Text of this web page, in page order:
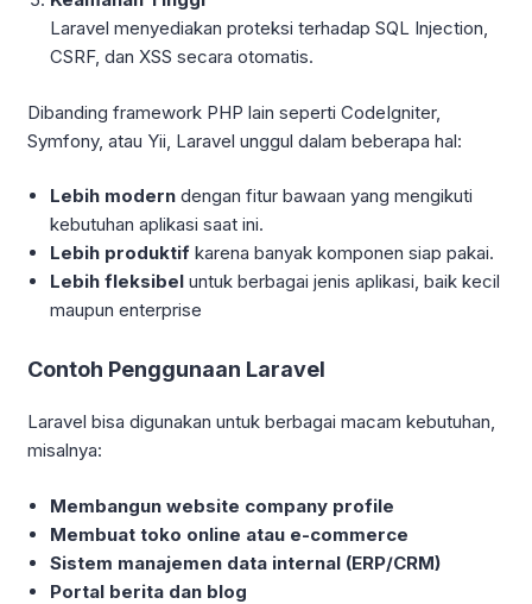
Laravel menyediakan proteksi terhadap SQL Injection,
CSRF, dan XSS secara otomatis.
Dibanding framework PHP lain seperti CodeIgniter,
Symfony, atau Yii, Laravel unggul dalam beberapa hal:
Lebih modern dengan fitur bawaan yang mengikuti
kebutuhan aplikasi saat ini.
Lebih produktif karena banyak komponen siap pakai.
Lebih fleksibel untuk berbagai jenis aplikasi, baik kecil
maupun enterprise
Contoh Penggunaan Laravel
Laravel bisa digunakan untuk berbagai macam kebutuhan,
misalnya:
Membangun website company profile
Membuat toko online atau e-commerce
Sistem manajemen data internal (ERP/CRM)
Portal berita dan blog